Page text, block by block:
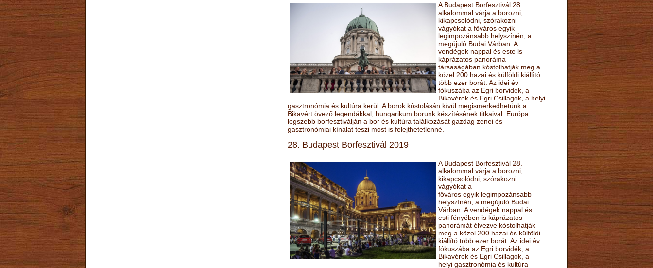
A Budapest Borfesztivál 28.
alkalommal várja a borozni,
kikapcsolódni, szórakozni
vágyókat a főváros egyik
legimpozánsabb helyszínén, a
megújuló Budai Várban. A
vendégek nappal és este is
káprázatos panoráma
társaságában kóstolhatják meg a
közel 200 hazai és külföldi kiállító
több ezer borát. Az idei év
fókuszába az Egri borvidék, a
Bikavérek és Egri Csillagok, a helyi
gasztronómia és kultúra kerül. A borok kóstolásán kívül megismerkedhetünk a
Bikavért övező legendákkal, hungarikum borunk készítésének titkaival. Európa
legszebb borfesztiválján a bor és kultúra találkozását gazdag zenei és
gasztronómiai kínálat teszi most is felejthetetlenné.
28. Budapest Borfesztivál 2019
A Budapest Borfesztivál 28.
alkalommal várja a borozni,
kikapcsolódni, szórakozni
vágyókat a
főváros egyik legimpozánsabb
helyszínén, a megújuló Budai
Várban. A vendégek nappal és
esti fényében is káprázatos
panorámát élvezve kóstolhatják
meg a közel 200 hazai és külföldi
kiállító több ezer borát. Az idei év
fókuszába az Egri borvidék, a
Bikavérek és Egri Csillagok, a
helyi gasztronómia és kultúra